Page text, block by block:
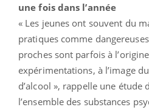
une fois dans l’année
« Les jeunes ont souvent du
pratiques comme
proches sont parfois à
expérimentations, à l’image
d’alcool », rappelle une étude
l’ensemble des substances